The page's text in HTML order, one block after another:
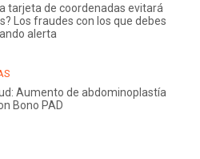
tarjeta de coordenadas evitará
Los fraudes con los que debes
alerta
Aumento de abdominoplastía
Bono PAD